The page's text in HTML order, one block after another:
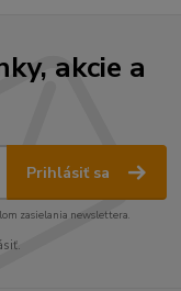
akcie a
Prihlásiť sa
zasielania newslettera.